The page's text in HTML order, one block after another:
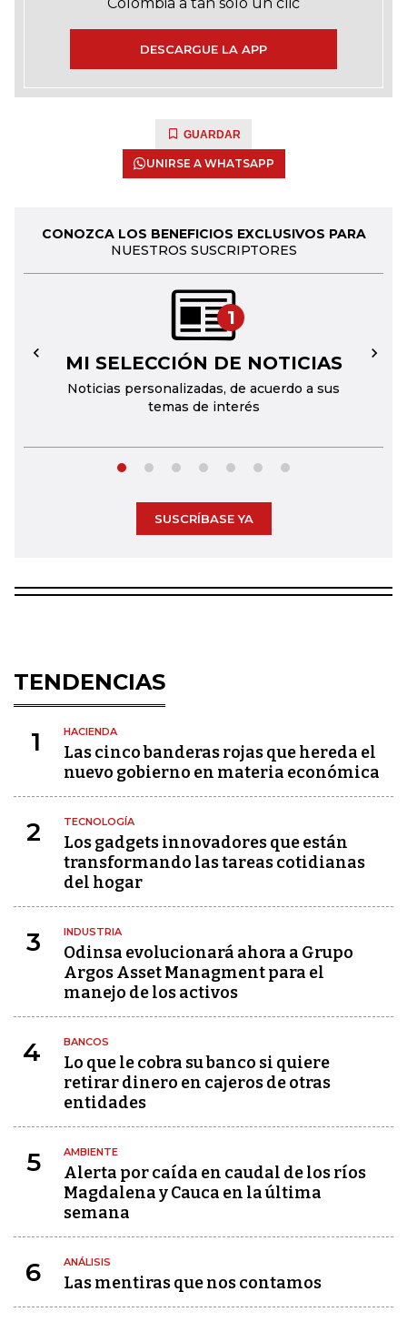
DESCARGUE LA APP
GUARDAR
UNIRSE A WHATSAPP
CONOZCA LOS BENEFICIOS EXCLUSIVOS PARA
NUESTROS SUSCRIPTORES
1
MI SELECCIÓN DE NOTICIAS
Noticias personalizadas, de acuerdo a sus
temas de interés
← →
SUSCRÍBASE YA
TENDENCIAS
1 HACIENDA
Las cinco banderas rojas que hereda el
nuevo gobierno en materia económica
2 TECNOLOGÍA
Los gadgets innovadores que están
transformando las tareas cotidianas
del hogar
3 INDUSTRIA
Odinsa evolucionará ahora a Grupo
Argos Asset Managment para el
manejo de los activos
4 BANCOS
Lo que le cobra su banco si quiere
retirar dinero en cajeros de otras
entidades
5 AMBIENTE
Alerta por caída en caudal de los ríos
Magdalena y Cauca en la última
semana
6 ANÁLISIS
Las mentiras que nos contamos